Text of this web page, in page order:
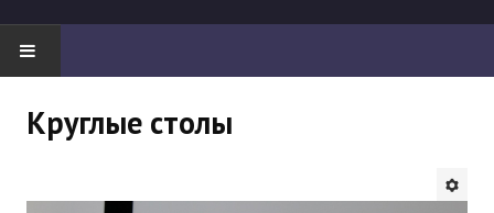
Будни института
Круглые столы